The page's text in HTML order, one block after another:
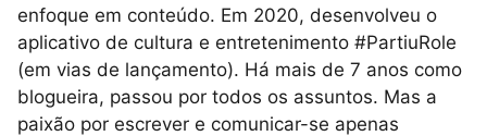
enfoque em conteúdo. Em 2020, desenvolveu o
aplicativo de cultura e entretenimento #PartiuRole
(em vias de lançamento). Há mais de 7 anos como
blogueira, passou por todos os assuntos. Mas a
paixão por escrever e comunicar-se apenas